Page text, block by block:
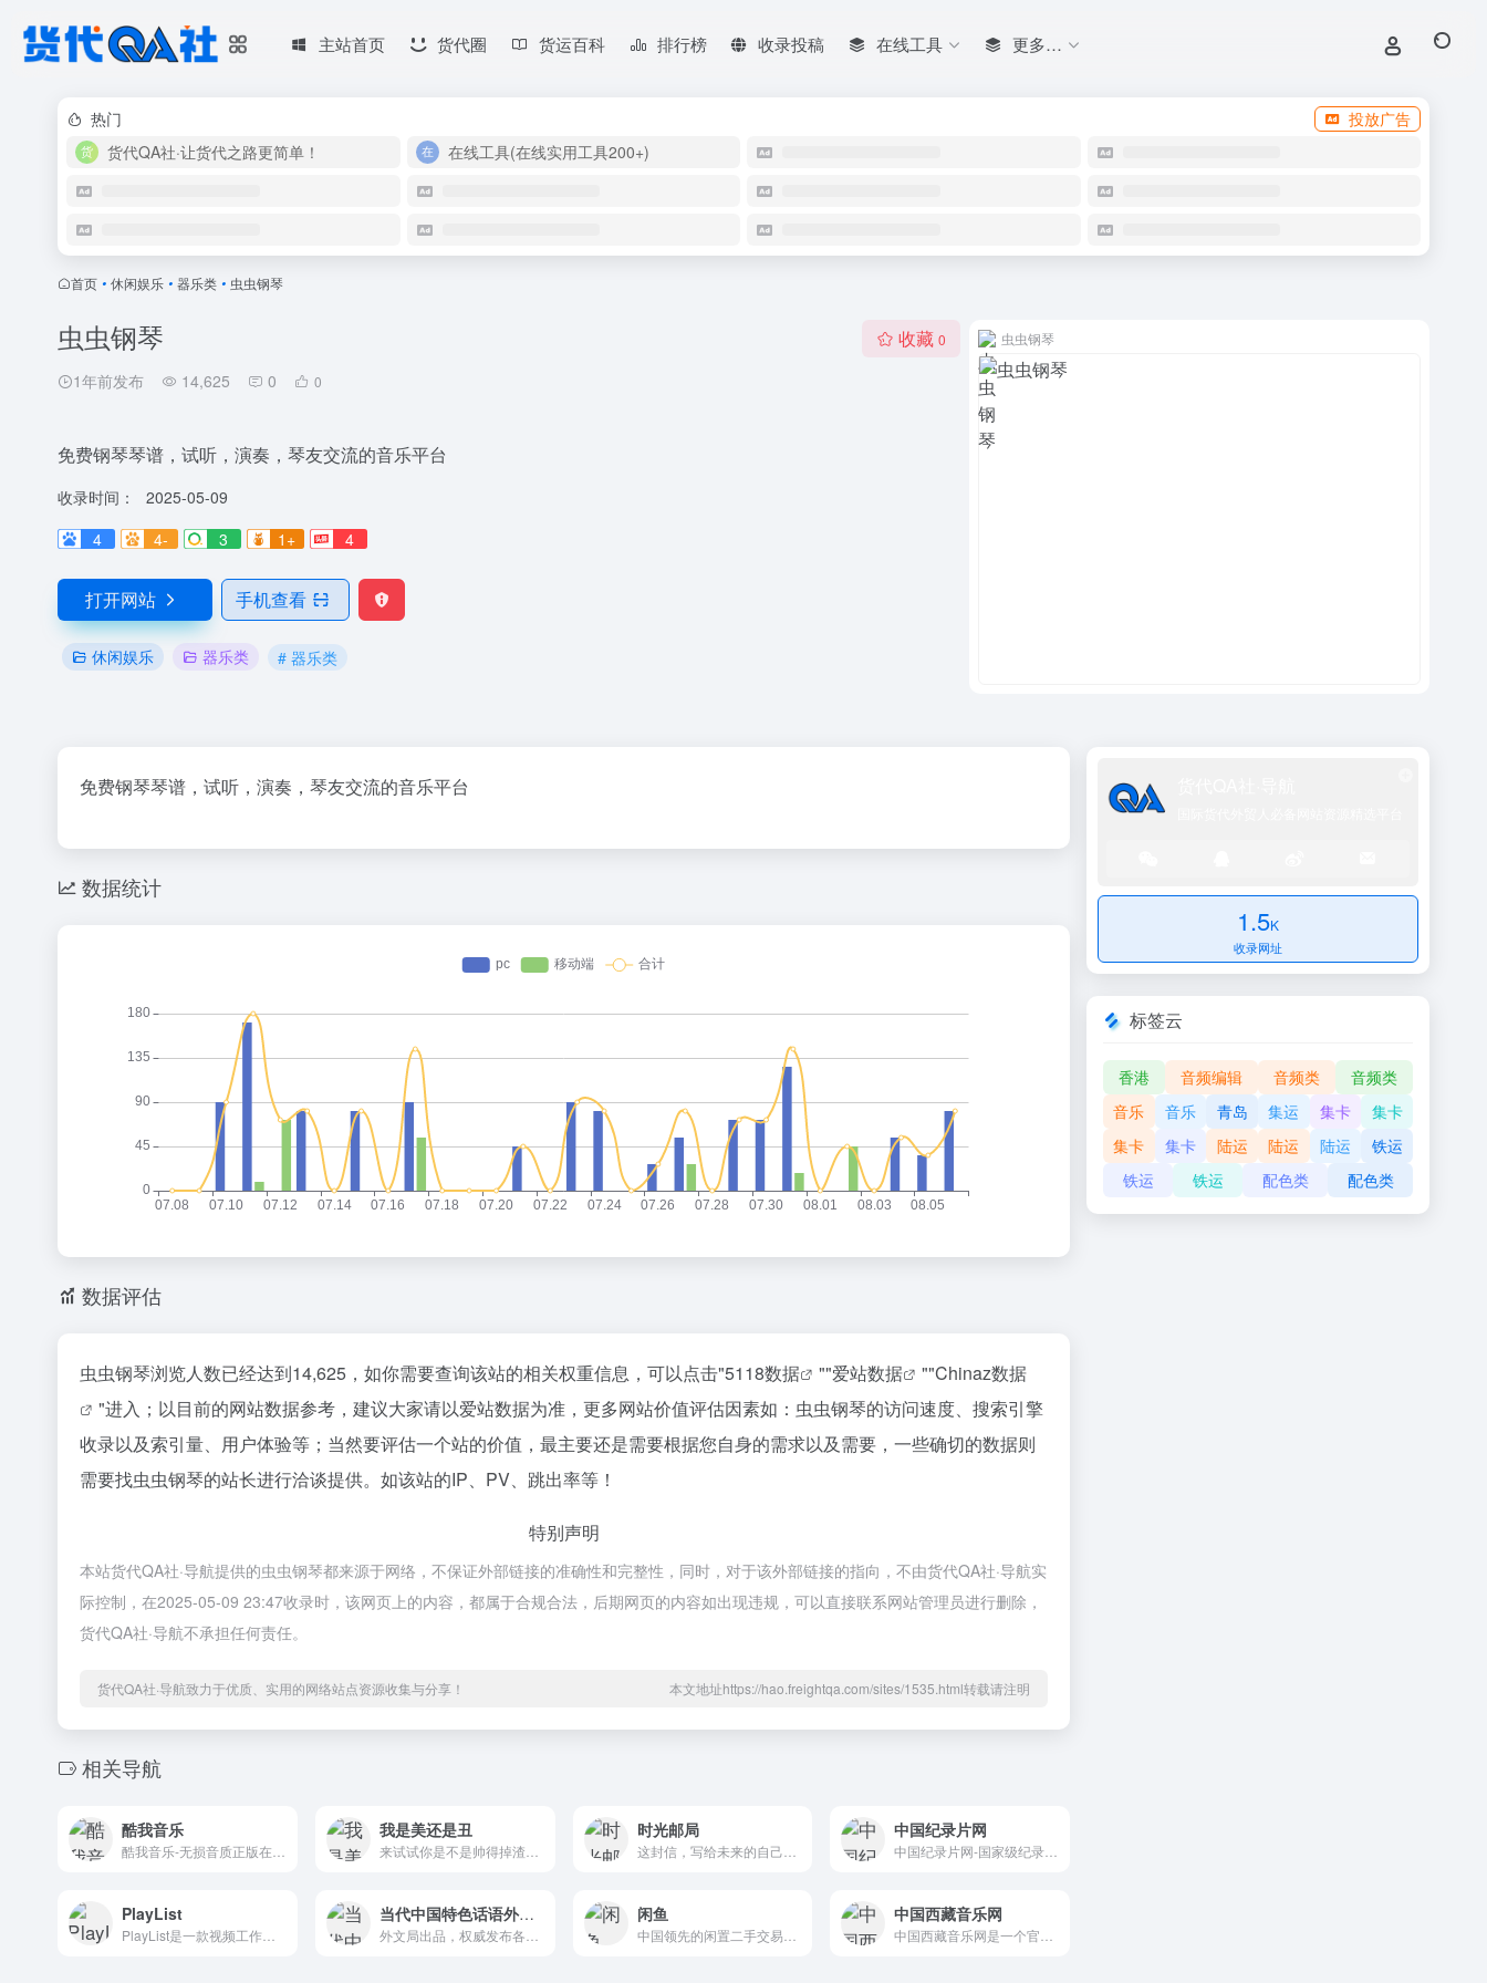
主站首页 货代圈 货运百科 排行榜 收录投稿 在线工具 更多…
热门
投放广告
货代QA社·让货代之路更简单！
在线工具(在线实用工具200+)
首页 • 休闲娱乐 • 器乐类 • 虫虫钢琴
虫虫钢琴
1年前发布 14,625 0 0
收藏 0
免费钢琴琴谱，试听，演奏，琴友交流的音乐平台
收录时间：
2025-05-09
4
4- 3 1+ 4
打开网站 手机查看
休闲娱乐 器乐类 # 器乐类
虫虫钢琴
免费钢琴琴谱，试听，演奏，琴友交流的音乐平台
数据统计
数据评估
虫虫钢琴浏览人数已经达到14,625，如你需要查询该站的相关权重信息，可以点击"5118数据 ""爱站数据 ""Chinaz数据
"进入；以目前的网站数据参考，建议大家请以爱站数据为准，更多网站价值评估因素如：虫虫钢琴的访问速度、搜索引擎
收录以及索引量、用户体验等；当然要评估一个站的价值，最主要还是需要根据您自身的需求以及需要，一些确切的数据则
需要找虫虫钢琴的站长进行洽谈提供。如该站的IP、PV、跳出率等！
特别声明
本站货代QA社·导航提供的虫虫钢琴都来源于网络，不保证外部链接的准确性和完整性，同时，对于该外部链接的指向，不由货代QA社·导航实
际控制，在2025-05-09 23:47收录时，该网页上的内容，都属于合规合法，后期网页的内容如出现违规，可以直接联系网站管理员进行删除，
货代QA社·导航不承担任何责任。
货代QA社·导航致力于优质、实用的网络站点资源收集与分享！ 本文地址https://hao.freightqa.com/sites/1535.html转载请注明
相关导航
酷我音乐 我是美还是丑 时光邮局 中国纪录片网
PlayList 当代中国特色话语外译传播平台 闲鱼 中国西藏音乐网
1.5K
收录网址
标签云
香港 音频编辑 音频类
音频类
音乐
音乐 青岛 集运 集卡
集卡
集卡
集卡 陆运 陆运 陆运
铁运
铁运
铁运 配色类 配色类